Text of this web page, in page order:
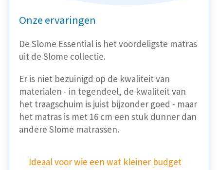
Onze ervaringen
De Slome Essential is het voordeligste matras
uit de Slome collectie.
Er is niet bezuinigd op de kwaliteit van
materialen - in tegendeel, de kwaliteit van
het traagschuim is juist bijzonder goed - maar
het matras is met 16 cm een stuk dunner dan
andere Slome matrassen.
Ideaal voor wie een wat kleiner budget